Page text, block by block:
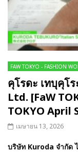
FAW TOKYO - FASHION
คุโรดะ เทบุคุโ
Ltd. [FaW
TOKYO April
เมษายน 13, 2026
บริษัท Kuroda จำกัด